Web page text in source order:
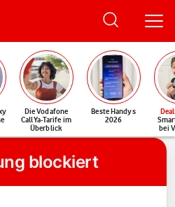
Die Vodafone
CallYa-Tarife im
Überblick
Beste Handys
2026
Deal
bei